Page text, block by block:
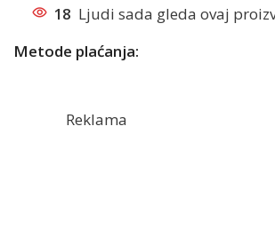
18 Ljudi sada gleda ovaj
Metode plaćanja:
Reklama